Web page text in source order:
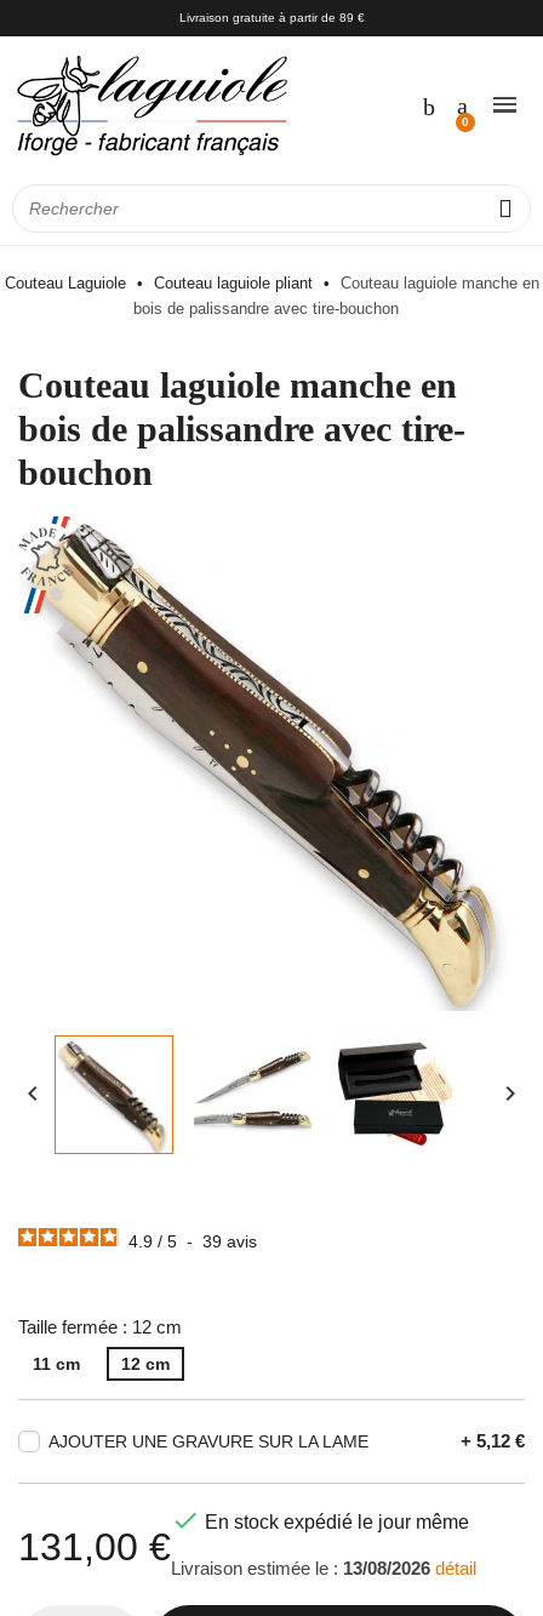
Livraison gratuite à partir de 89 €
Couteau Laguiole Couteau laguiole pliant
Couteau laguiole manche en
bois de palissandre avec tire-bouchon
Couteau laguiole manche en
bois de palissandre avec tire-
bouchon
 
4.9 / 5 - 39 avis
Taille fermée : 12 cm
11 cm 12 cm
AJOUTER UNE GRAVURE SUR LA LAME + 5,12 €
131,00 €
 En stock expédié le jour même
Livraison estimée le : 13/08/2026 détail